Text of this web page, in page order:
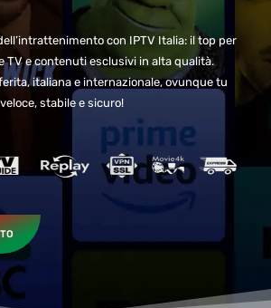
con IPTV Italia: il top per
TV e contenuti esclusivi in alta qualità.
italiana e internazionale, ovunque tu
stabile e sicuro!